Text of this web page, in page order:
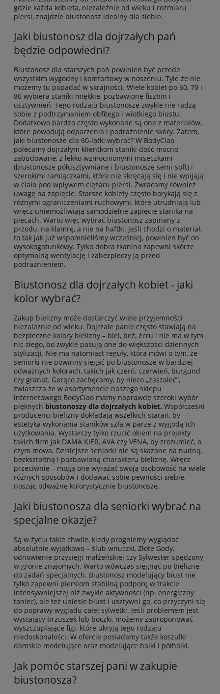
gdzie każda kobieta, niezależnie od wieku i rozmiaru
piersi, znajdzie biustonosz idealny dla siebie.
Jaki biustonosz dla dojrzałych pań
będzie odpowiedni?
Biustonosz dla starszych pań powinien być przede
wszystkim wygodny i komfortowy w noszeniu. Tyle że nie
możemy tu popadać w skrajności. Wiele kobiet po 60, 70 i
80 wybiera staniki miękkie, pozbawione fiszbin i
usztywnień. Tego rodzaju biustonosze zwykle nie radzą
sobie z podtrzymaniem obfitego i wiotkiego biustu.
Dodatkowo bardzo często wykonane są one z materiałów,
które powodują odparzenia i podrażnienie skóry. Zatem,
jaki biustonosze dla 60-latki wybrać? W BodyCiao
polecamy dojrzałym klientkom staniki dość mocno
zabudowane, z lekko wzmocnionymi miseczkami
(biustonosze półusztywniane i biustonosze semi-soft) i
szerokimi ramiączkami, które nie skręcają się i nie wpijają
w ciało pod wpływem ciężaru piersi. Zwracamy również
uwagę na zapięcie. Starsze kobiety często borykają się z
różnymi ograniczeniami ruchowymi, które utrudniają lub
wręcz uniemożliwiają samodzielne zapięcie stanika na
plecach. Warto więc wybrać biustonosz zapinany z
przodu, na klamrę, a nie na haftki. Jeśli chodzi o materiał,
to tak jak już wspomnieliśmy wcześniej, powinien być on
wysokogatunkowy. Tylko dobra tkanina zapewni skórze
optymalną wentylację i zabezpieczy ją przed
podrażnieniem.
Biustonosz dla dojrzałych kobiet - jaki
kolor wybrać?
Zakup bielizny może dostarczyć wiele przyjemności
niezależnie od wieku. Dojrzałe panie często stawiają na
bezpieczne kolory bielizny – biel, beż, écru i nie ma w tym
nic złego, bo zwykle pasują one do większości dziennych
stylizacji. Nie ma natomiast reguły, która mówi o tym, że
seniorki nie powinny sięgać po biustonosze w bardziej
odważnych kolorach, takich jak czerń, czerwień, burgund
czy granat. Gorąco zachęcamy, by nieco „zaszaleć”,
zwłaszcza że w asortymencie naszego sklepu
internetowego BodyCiao mamy naprawdę szeroki wybór
pięknych biustonoszy dla dojrzałych kobiet. Współcześni
producenci bielizny dokładają wszelkich starań, by
estetyka wykonania staników szła w parze z wygodą ich
użytkowania. Wystarczy tylko rzucić okiem na projekty
takich firm jak DAMA KIER, AVA czy VENA, by zrozumieć, o
czym mowa. Dzisiejsze seniorki nie są skazane na nudną,
bezkształtną i pozbawioną charakteru bieliznę. Wręcz
przeciwnie – mogą one wyrażać swoją osobowość na wiele
różnych sposobów i dodawać sobie pewności siebie,
nosząc odważne kolorystycznie biustonosze.
Jaki biustonosza dla seniorki wybrać na
specjalne okazje?
Są w życiu takie chwile, kiedy pragniemy wyglądać
absolutnie wyjątkowo – ślub wnuczki, Złote Gody,
odnowienie przysięgi małżeńskiej czy Sylwester spędzony
w gronie znajomych. Warto wówczas sięgnąć po bieliznę
do zadań specjalnych. Biustonosz modelujący biust nie
tylko zapewni piersiom stabilną podporę w trakcie
intensywniejszej niż zwykle aktywności (np. energiczny
taniec), ale też uniesie biust i usztywni go, co przyczyni się
do poprawy wyglądu całej sylwetki. Jeśli problemem jest
wystający brzuszek lub boczki, możemy zaproponować
wyszczuplające figi, które ukryją tego rodzaju
niedoskonałości. W ofercie posiadamy także koszulki
damskie modelujące oraz modelujące halki i półhalki.
Jak pomóc starszej pani w zakupie
biustonosza?